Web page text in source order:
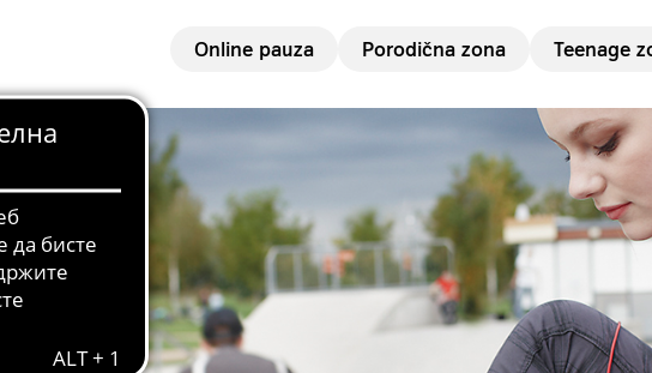
Online pauza Porodična zona Teenage